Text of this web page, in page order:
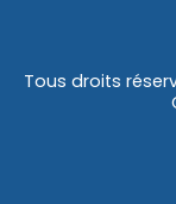
Tous droits